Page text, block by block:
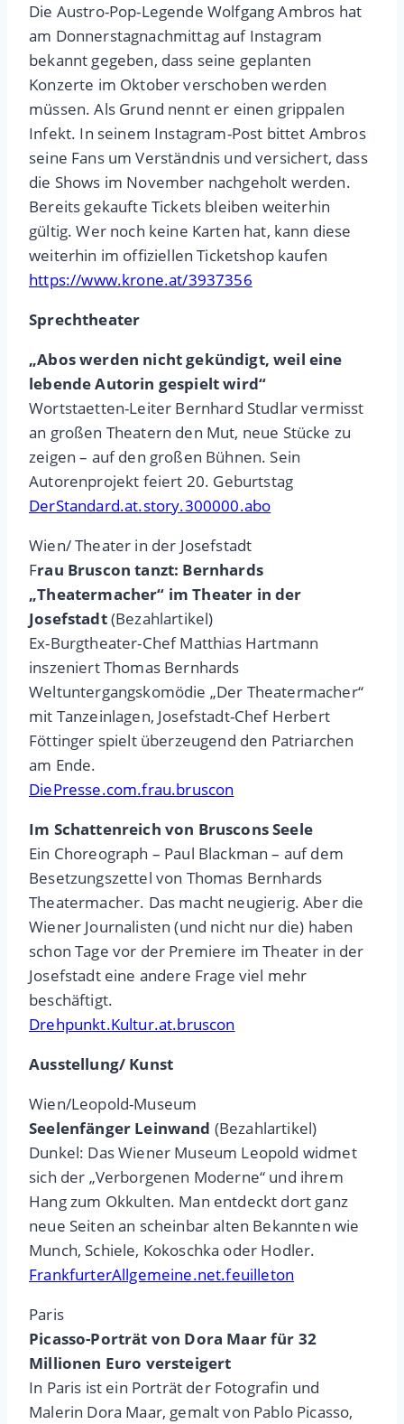
Die Austro-Pop-Legende Wolfgang Ambros hat
am Donnerstagnachmittag auf Instagram
bekannt gegeben, dass seine geplanten
Konzerte im Oktober verschoben werden
müssen. Als Grund nennt er einen grippalen
Infekt. In seinem Instagram-Post bittet Ambros
seine Fans um Verständnis und versichert, dass
die Shows im November nachgeholt werden.
Bereits gekaufte Tickets bleiben weiterhin
gültig. Wer noch keine Karten hat, kann diese
weiterhin im offiziellen Ticketshop kaufen
https://www.krone.at/3937356
Sprechtheater
„Abos werden nicht gekündigt, weil eine
lebende Autorin gespielt wird“
Wortstaetten-Leiter Bernhard Studlar vermisst
an großen Theatern den Mut, neue Stücke zu
zeigen – auf den großen Bühnen. Sein
Autorenprojekt feiert 20. Geburtstag
DerStandard.at.story.300000.abo
Wien/ Theater in der Josefstadt
Frau Bruscon tanzt: Bernhards
„Theatermacher“ im Theater in der
Josefstadt(Bezahlartikel)
Ex-Burgtheater-Chef Matthias Hartmann
inszeniert Thomas Bernhards
Weltuntergangskomödie „Der Theatermacher“
mit Tanzeinlagen, Josefstadt-Chef Herbert
Föttinger spielt überzeugend den Patriarchen
am Ende.
DiePresse.com.frau.bruscon
Im Schattenreich von Bruscons Seele
Ein Choreograph – Paul Blackman – auf dem
Besetzungszettel von Thomas Bernhards
Theatermacher. Das macht neugierig. Aber die
Wiener Journalisten (und nicht nur die) haben
schon Tage vor der Premiere im Theater in der
Josefstadt eine andere Frage viel mehr
beschäftigt.
Drehpunkt.Kultur.at.bruscon
Ausstellung/ Kunst
Wien/Leopold-Museum
Seelenfänger Leinwand (Bezahlartikel)
Dunkel: Das Wiener Museum Leopold widmet
sich der „Verborgenen Moderne“ und ihrem
Hang zum Okkulten. Man entdeckt dort ganz
neue Seiten an scheinbar alten Bekannten wie
Munch, Schiele, Kokoschka oder Hodler.
FrankfurterAllgemeine.net.feuilleton
Paris
Picasso-Porträt von Dora Maar für 32
Millionen Euro versteigert
In Paris ist ein Porträt der Fotografin und
Malerin Dora Maar, gemalt von Pablo Picasso,